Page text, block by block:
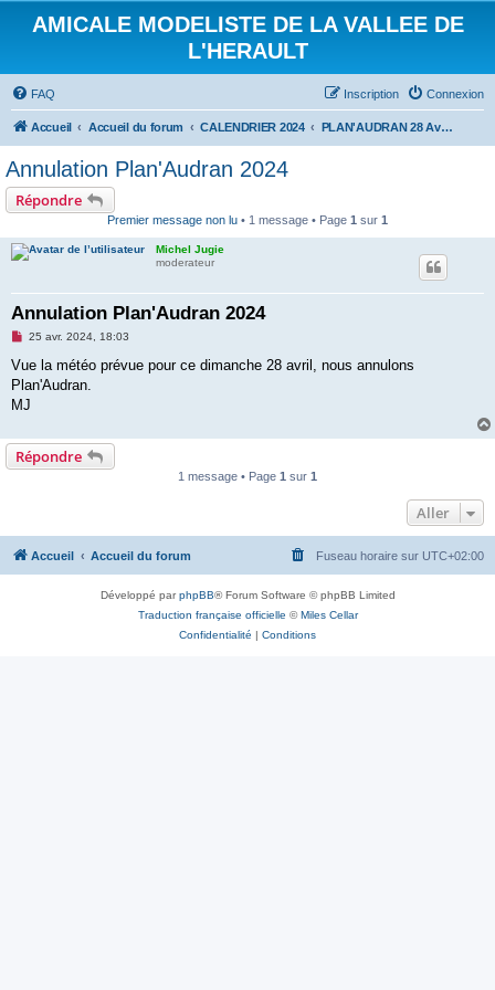
AMICALE MODELISTE DE LA VALLEE DE
L'HERAULT
FAQ Connexion
Inscription
Accueil Accueil du forum CALENDRIER 2024 PLAN'AUDRAN 28 Avril 2024
Annulation Plan'Audran 2024
Répondre
Premier message non lu • 1 message • Page 1 sur 1
Michel Jugie
moderateur
Annulation Plan'Audran 2024
M
s
a
g
o
n
l
25 avr. 2024, 18:03
Vue la météo prévue pour ce dimanche 28 avril, nous annulons
Plan'Audran.
MJ
Répondre
1 message • Page 1 sur 1
Aller
Accueil Accueil du forum Fuseau horaire sur UTC+02:00
Développé parphpBB® Forum Software © phpBB Limited
Traduction française officielle ©Miles Cellar
Confidentialité | Conditions